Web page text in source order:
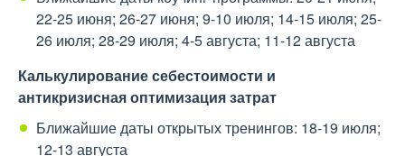
22-25 июня; 26-27 июня; 9-10 июля; 14-15 июля; 25-
26 июля; 28-29 июля; 4-5 августа; 11-12 августа
Калькулирование себестоимости и
антикризисная оптимизация затрат
Ближайшие даты открытых тренингов: 18-19 июля;
12-13 августа